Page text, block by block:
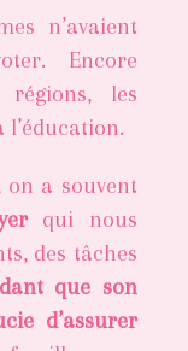
n’avaient
Encore
régions, les
l’éducation.
on a souvent
qui nous
des tâches
que son
d’assurer